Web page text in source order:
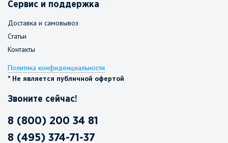
Сервис и поддержка
Доставка и самовывоз
Статьи
Контакты
Политика конфиденциальности
* Не является публичной офертой
Звоните сейчас!
8 (800) 200 34 81
8 (495) 374-71-37